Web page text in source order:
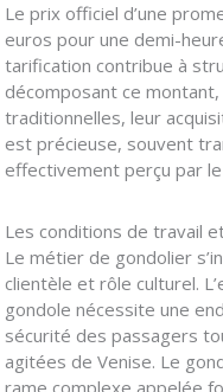
Le prix officiel d’une
euros pour une demi-
tarification contribue à
décomposant ce
traditionnelles, leur
est précieuse, souvent
effectivement perçu par
Les conditions de travail
Le métier de gondolier
clientèle et rôle culturel.
gondole nécessite une
sécurité des passagers
agitées de Venise. Le